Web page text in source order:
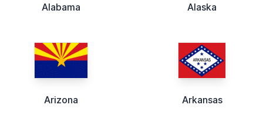
Alabama Alaska
Arizona Arkansas